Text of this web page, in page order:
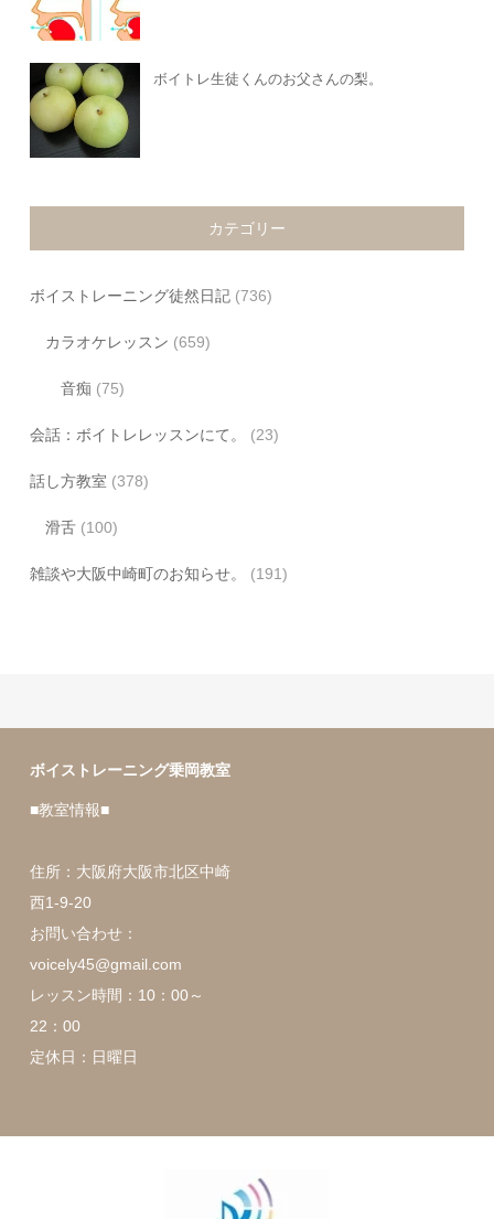
ボイトレ生徒くんのお父さんの梨。
カテゴリー
ボイストレーニング徒然日記 (736)
カラオケレッスン (659)
音痴 (75)
会話：ボイトレレッスンにて。 (23)
話し方教室 (378)
滑舌 (100)
雑談や大阪中崎町のお知らせ。 (191)
ボイストレーニング乗岡教室
■教室情報■
住所：大阪府大阪市北区中崎
西1-9-20
お問い合わせ：
voicely45@gmail.com
レッスン時間：10：00～
22：00
定休日：日曜日